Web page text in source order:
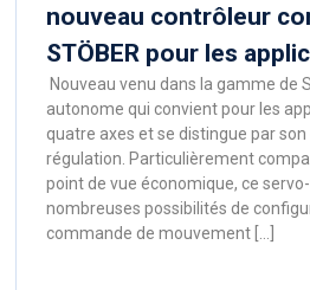
nouveau contrôleur
STÖBER pour les
Nouveau venu dans la gamme de
autonome qui convient pour les
quatre axes et se distingue par
régulation. Particulièrement
point de vue économique, ce
nombreuses possibilités de
commande de mouvement […]